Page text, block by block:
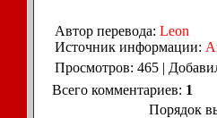
Автор перевода: Leon
Источник информации:
Просмотров: 465 |
Всего комментариев: 1
Порядок